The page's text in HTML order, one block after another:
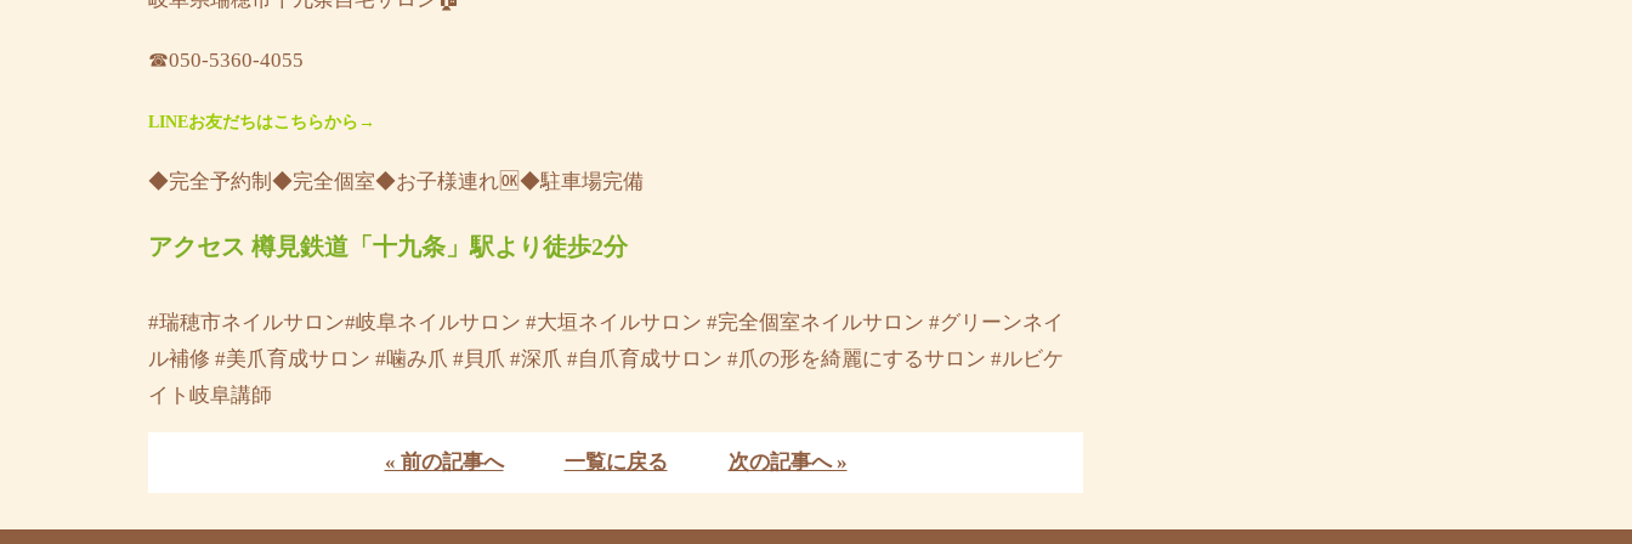
☎︎050-5360-4055
LINEお友だちはこちらから→
◆完全予約制◆完全個室◆お子様連れ🆗◆駐車場完備
アクセス 樽見鉄道「十九条」駅より徒歩2分
#瑞穂市ネイルサロン#岐阜ネイルサロン #大垣ネイルサロン #完全個室ネイルサロン #グリーンネイ
ル補修 #美爪育成サロン #噛み爪 #貝爪 #深爪 #自爪育成サロン #爪の形を綺麗にするサロン #ルビケ
イト岐阜講師
« 前の記事へ 一覧に戻る 次の記事へ »